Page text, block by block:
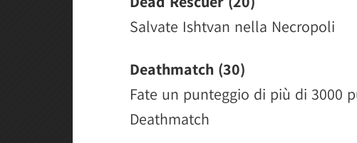
Salvate Ishtvan nella Necropoli
Deathmatch (30)
Fate un punteggio di più di 3000
Deathmatch